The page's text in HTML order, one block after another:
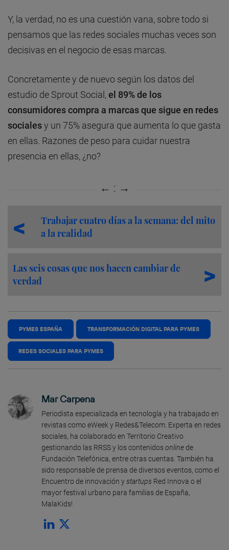
Y, la verdad, no es una cuestión vana, sobre todo si
pensamos que las redes sociales muchas veces son
decisivas en el negocio de esas marcas.
Concretamente y de nuevo según los datos del
estudio de Sprout Social,el 89% de los
consumidores compra a marcas que sigue en redes
socialesy un 75% asegura que aumenta lo que gasta
en ellas. Razones de peso para cuidar nuestra
presencia en ellas, ¿no?
Trabajar cuatro días a la semana: del mito
a la realidad
Las seis cosas que nos hacen cambiar de
verdad
PYMES ESPAÑA TRANSFORMACIÓN DIGITAL PARA PYMES
REDES SOCIALES PARA PYMES
Mar Carpena
Periodista especializada en tecnología y ha trabajado en
revistas como eWeek y Redes&Telecom. Experta en redes
sociales, ha colaborado en Territorio Creativo
gestionando las RRSS y los contenidosonlinede
Fundación Telefónica, entre otras cuentas. También ha
sido responsable de prensa de diversos eventos, como el
Encuentro de innovación ystartups Red Innova o el
mayor festival urbano para familias de España,
MalaKids!